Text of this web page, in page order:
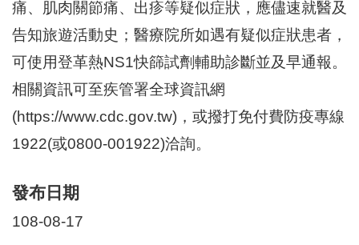
里
說
臺
北
鄰
長
痛、肌肉關節痛、出疹等疑似症狀，應儘速就醫及
告知旅遊活動史；醫療院所如遇有疑似症狀患者，
可使用登革熱NS1快篩試劑輔助診斷並及早通報。
相關資訊可至疾管署全球資訊網
(https://www.cdc.gov.tw)，或撥打免付費防疫專線
1922(或0800-001922)洽詢。
發布日期
108-08-17